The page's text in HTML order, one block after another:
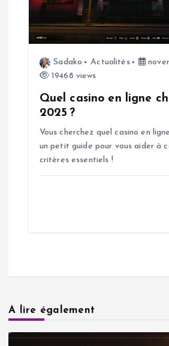
Sadako Actualités
19468 views
Quel casino en ligne
2025 ?
Vous cherchez quel casino en
un petit guide pour vous aider à
critères essentiels !
A lire également